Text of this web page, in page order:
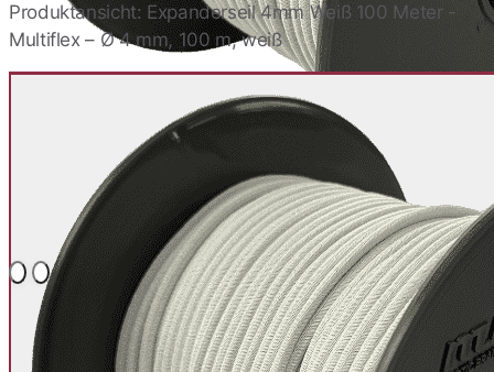
Produktansicht: Expanderseil 4mm Weiß 100 Meter -
Multiflex – Ø 4 mm, 100 m, weiß